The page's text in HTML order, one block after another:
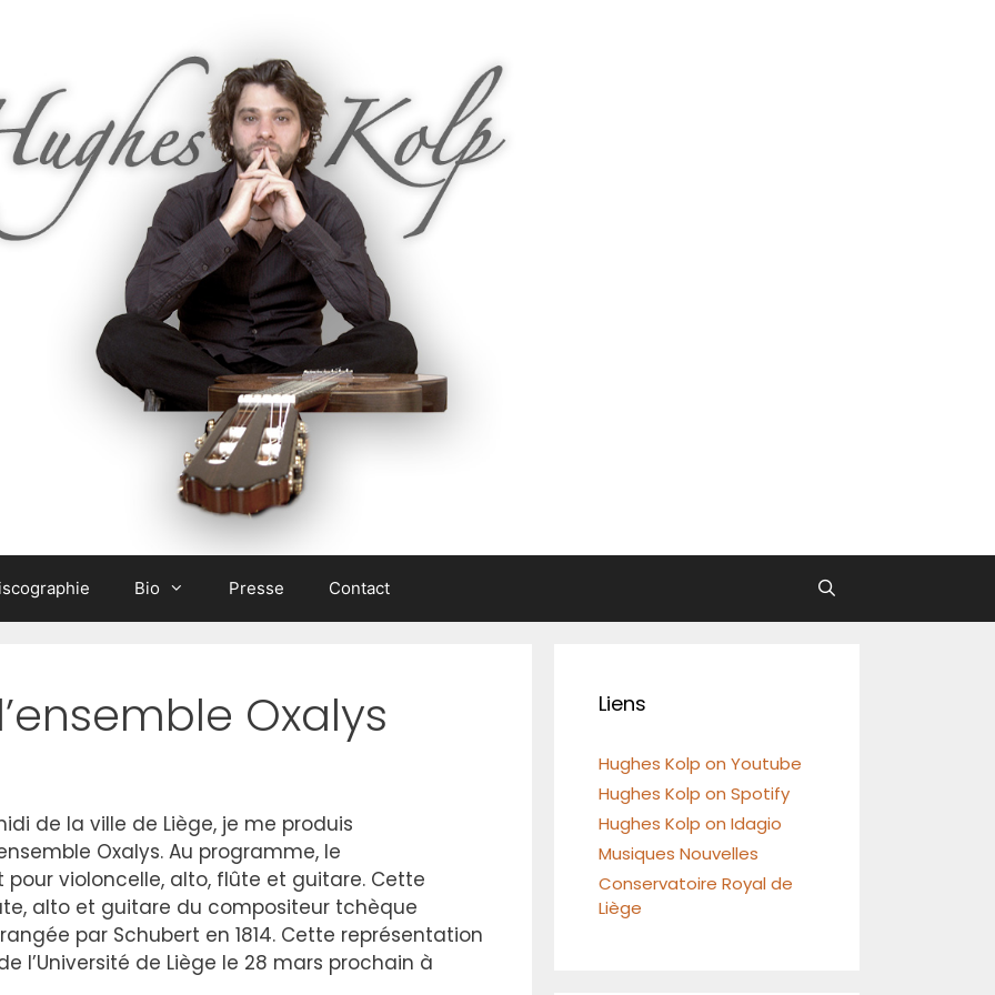
Bio Presse Contact
Oxalys
de la ville de Liège, je me produis
Oxalys. Au programme, le
pour violoncelle, alto, flûte et guitare. Cette
alto et guitare du compositeur tchèque
par Schubert en 1814. Cette représentation
l’Université de Liège le 28 mars prochain à
Liens
Hughes Kolp on Youtube
Hughes Kolp on Spotify
Hughes Kolp on Idagio
Musiques Nouvelles
Conservatoire Royal de
Liège